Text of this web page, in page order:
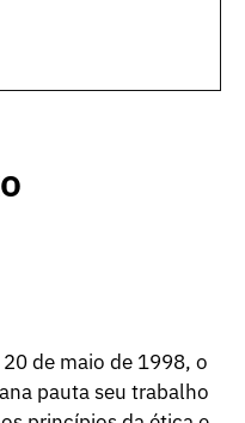
de maio de 1998, o
pauta seu trabalho